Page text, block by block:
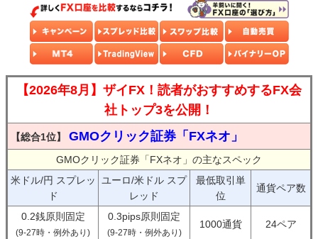
【2026年8月】ザイFX！読者がおすすめするFX会
社トップ3を公開！
【総合1位】 GMOクリック証券「FXネオ」
GMOクリック証券「FXネオ」の主なスペック
米ドル/円 スプレッ
ド
ユーロ/米ドル スプ
レッド
最低取引単
位
通貨ペア数
0.2銭原則固定
(9-27時・例外あり)
0.3pips原則固定
(9-27時・例外あり)
1000通貨 24ペア